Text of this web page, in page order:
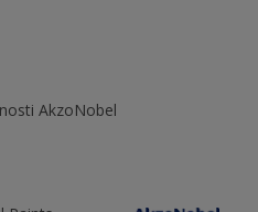
AkzoNobel